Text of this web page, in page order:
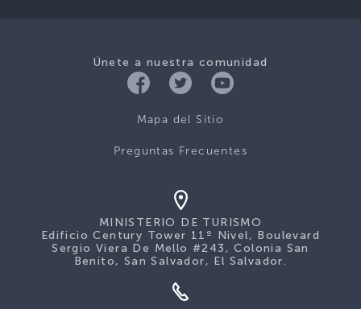
Únete a nuestra comunidad
Mapa del Sitio
Preguntas Frecuentes
MINISTERIO DE TURISMO
Edificio Century Tower 11º Nivel, Boulevard
Sergio Viera De Mello #243, Colonia San
Benito, San Salvador, El Salvador.